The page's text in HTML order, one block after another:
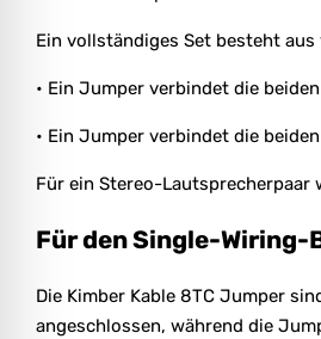
Ein vollständiges Set besteht
• Ein Jumper verbindet die
• Ein Jumper verbindet die
Für ein Stereo-Lautsprecherpaar
Für den Single-Wiring-
Die Kimber Kable 8TC Jumper
angeschlossen, während die